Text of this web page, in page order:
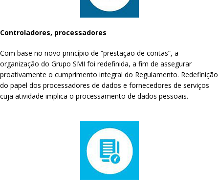
Controladores, processadores
Com base no novo princípio de “prestação de contas”, a
organização do Grupo SMI foi redefinida, a fim de assegurar
proativamente o cumprimento integral do Regulamento. Redefinição
do papel dos processadores de dados e fornecedores de serviços
cuja atividade implica o processamento de dados pessoais.